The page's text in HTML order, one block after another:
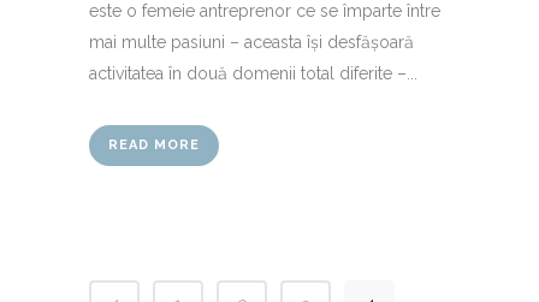
este o femeie antreprenor ce se împarte între
mai multe pasiuni – aceasta își desfășoară
activitatea în două domenii total diferite –...
READ MORE